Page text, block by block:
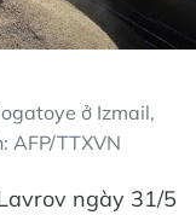
ở Izmail,
AFP/TTXVN
ngày 31/5